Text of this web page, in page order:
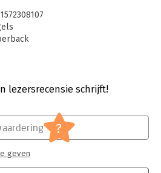
and offers clear guidelines for
Demonstrated are procedures for
core conflicts, and
large-size format, the book features
website
Assessment Checklist
lezersrecensie schrijft!
?
geven